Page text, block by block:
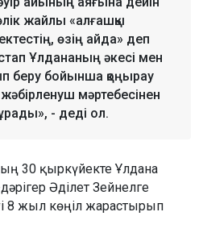
жайлы «алғашқы
өзің айда» деп
Ұлдананың әкесі мен
беру бойынша қоңырау
мәртебесінен
- деді ол.
30 қыркүйекте Ұлдана
Әділет Зейнелге
8 жыл көңіл жарастырып